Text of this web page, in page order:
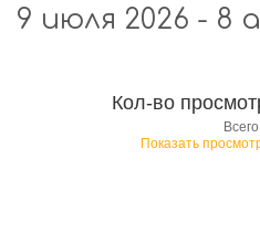
9 июля 2026 - 8
Кол-во
Показать